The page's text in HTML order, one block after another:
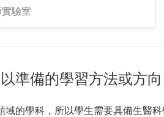
驗室
準備的學習方法或方向
域的學科，所以學生需要具備生醫